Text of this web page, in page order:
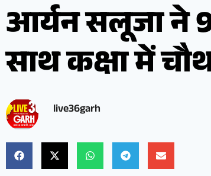
आर्यन सलूजा ने
साथ कक्षा में
live36garh